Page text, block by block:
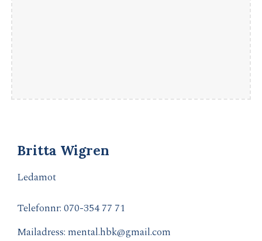
Britta Wigren
Ledamot
Telefonnr: 070-354 77 71
Mailadress: mental.hbk@gmail.com